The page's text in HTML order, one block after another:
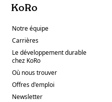
KoRo
Notre équipe
Carrières
Le développement durable
chez KoRo
Où nous trouver
Offres d'emploi
Newsletter